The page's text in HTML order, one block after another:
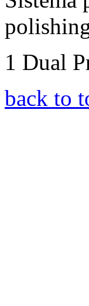
1 Dual
back to